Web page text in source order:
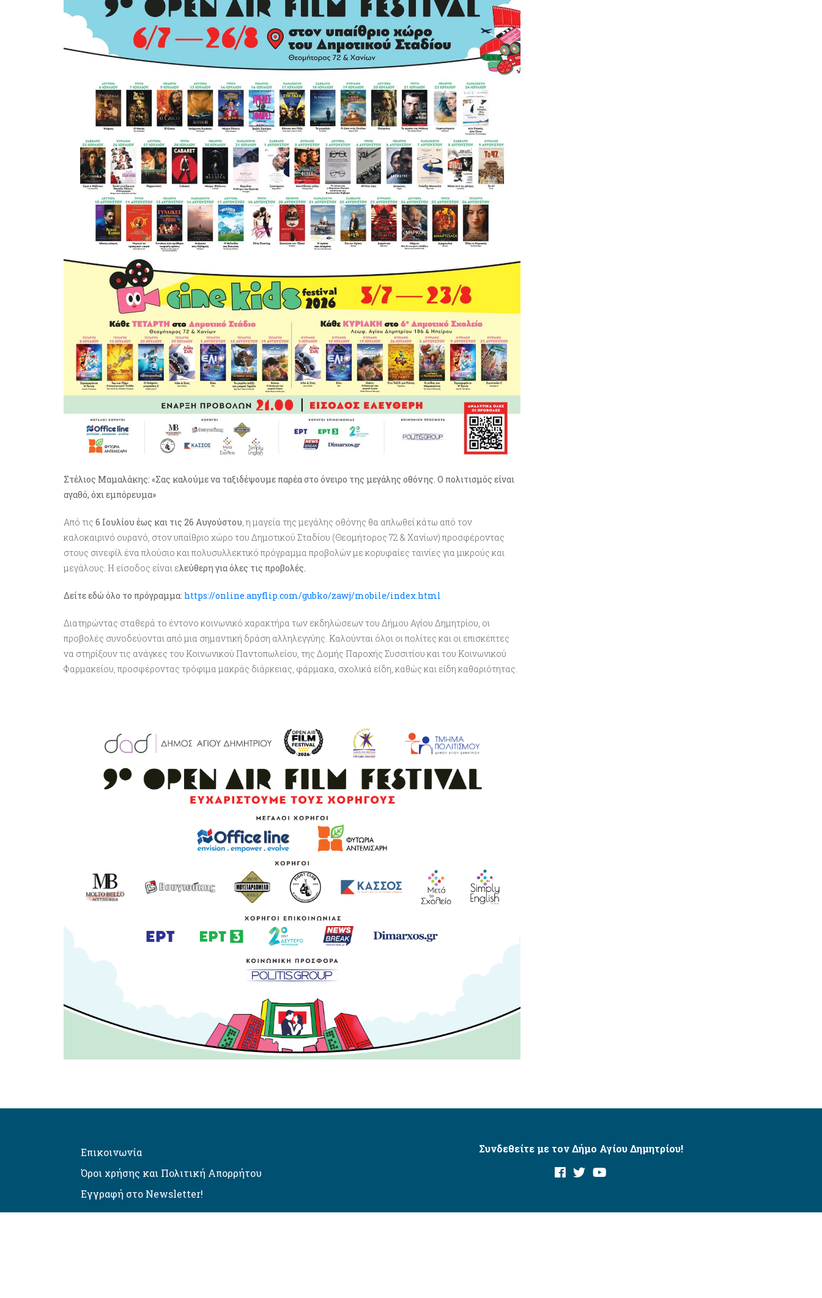
Στέλιος Μαμαλάκης: «Σας καλούμε να ταξιδέψουμε παρέα στο όνειρο της μεγάλης οθόνης. Ο πολιτισμός είναι
αγαθό, όχι εμπόρευμα»
Από τις 6 Ιουλίου έως και τις 26 Αυγούστου, η μαγεία της μεγάλης οθόνης θα απλωθεί κάτω από τον
καλοκαιρινό ουρανό, στον υπαίθριο χώρο του Δημοτικού Σταδίου (Θεομήτορος 72 & Χανίων) προσφέροντας
στους σινεφίλ ένα πλούσιο και πολυσυλλεκτικό πρόγραμμα προβολών με κορυφαίες ταινίες για μικρούς και
μεγάλους. Η είσοδος είναι ελεύθερη για όλες τις προβολές.
Δείτε εδώ όλο το πρόγραμμα: https://online.anyflip.com/gubko/zawj/mobile/index.html
Διατηρώντας σταθερά το έντονο κοινωνικό χαρακτήρα των εκδηλώσεων του Δήμου Αγίου Δημητρίου, οι
προβολές συνοδεύονται από μια σημαντική δράση αλληλεγγύης. Καλούνται όλοι οι πολίτες και οι επισκέπτες
να στηρίξουν τις ανάγκες του Κοινωνικού Παντοπωλείου, της Δομής Παροχής Συσσιτίου και του Κοινωνικού
Φαρμακείου, προσφέροντας τρόφιμα μακράς διάρκειας, φάρμακα, σχολικά είδη, καθώς και είδη καθαριότητας.
Επικοινωνία
Όροι χρήσης και Πολιτική Απορρήτου
Εγγραφή στο Newsletter!
Συνδεθείτε με τον Δήμο Αγίου Δημητρίου!